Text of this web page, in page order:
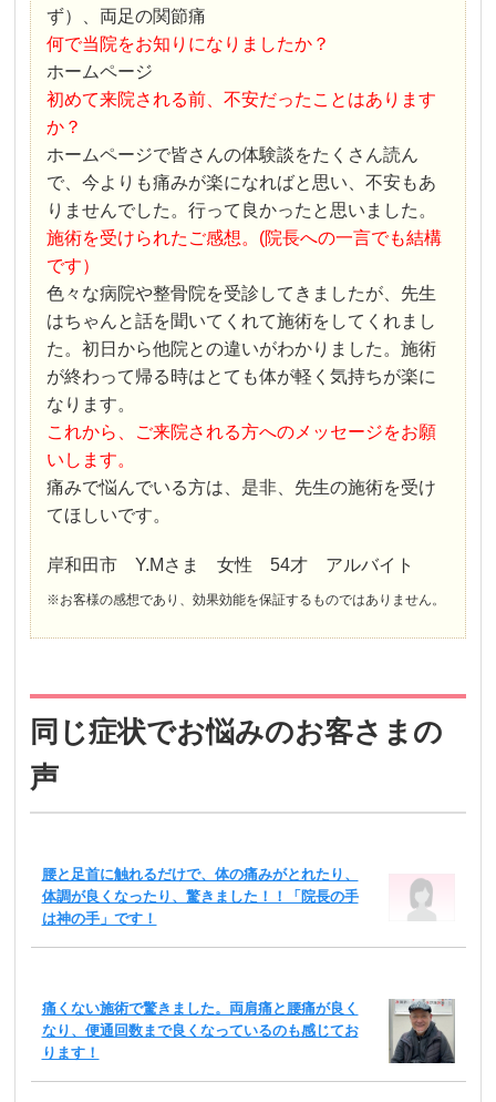
ず）、両足の関節痛
何で当院をお知りになりましたか？
ホームページ
初めて来院される前、不安だったことはあります
か？
ホームページで皆さんの体験談をたくさん読ん
で、今よりも痛みが楽になればと思い、不安もあ
りませんでした。行って良かったと思いました。
施術を受けられたご感想。(院長への一言でも結構
です）
色々な病院や整骨院を受診してきましたが、先生
はちゃんと話を聞いてくれて施術をしてくれまし
た。初日から他院との違いがわかりました。施術
が終わって帰る時はとても体が軽く気持ちが楽に
なります。
これから、ご来院される方へのメッセージをお願
いします。
痛みで悩んでいる方は、是非、先生の施術を受け
てほしいです。
岸和田市 Y.Mさま 女性 54才 アルバイト
※お客様の感想であり、効果効能を保証するものではありません。
同じ症状でお悩みのお客さまの
声
腰と足首に触れるだけで、体の痛みがとれたり、
体調が良くなったり、驚きました！！「院長の手
は神の手」です！
痛くない施術で驚きました。両肩痛と腰痛が良く
なり、便通回数まで良くなっているのも感じてお
ります！